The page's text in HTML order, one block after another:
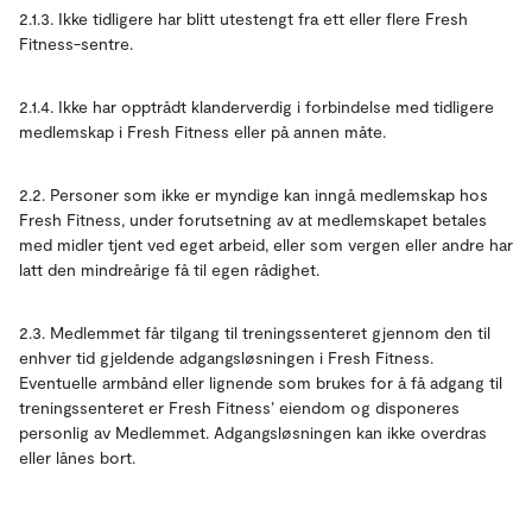
2.1.3. Ikke tidligere har blitt utestengt fra ett eller flere Fresh
Fitness-sentre.
2.1.4. Ikke har opptrådt klanderverdig i forbindelse med tidligere
medlemskap i Fresh Fitness eller på annen måte.
2.2. Personer som ikke er myndige kan inngå medlemskap hos
Fresh Fitness, under forutsetning av at medlemskapet betales
med midler tjent ved eget arbeid, eller som vergen eller andre har
latt den mindreårige få til egen rådighet.
2.3. Medlemmet får tilgang til treningssenteret gjennom den til
enhver tid gjeldende adgangsløsningen i Fresh Fitness.
Eventuelle armbånd eller lignende som brukes for å få adgang til
treningssenteret er Fresh Fitness’ eiendom og disponeres
personlig av Medlemmet. Adgangsløsningen kan ikke overdras
eller lånes bort.